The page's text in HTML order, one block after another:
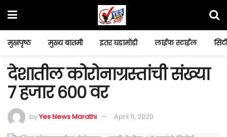
मुखपृष्ठ मुख्य बातमी इतर घडामोडी लाईफ स्टाईल
देशातील कोरोनाग्रस्तांची संख्या
७ हजार ६०० वर
byYes News Marathi April 11, 2020